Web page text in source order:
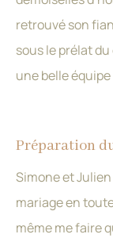
retrouvé son
sous le prélat
une belle
Préparation
Simone et
mariage en
même me faire